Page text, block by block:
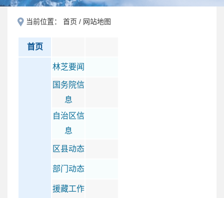
当前位置： 首页 / 网站地图
首页
林芝要闻
国务院信
息
自治区信
息
区县动态
部门动态
援藏工作